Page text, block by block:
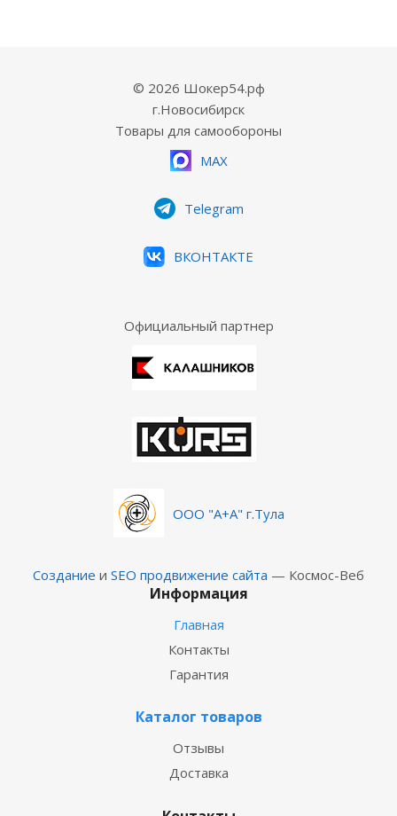
© 2026 Шокер54.рф
г.Новосибирск
Товары для самообороны
MAX
Telegram
ВКОНТАКТЕ
Официальный партнер
ООО "А+А" г.Тула
Создание и SEO продвижение сайта — Космос-Веб
Информация
Главная
Контакты
Гарантия
Каталог товаров
Отзывы
Доставка